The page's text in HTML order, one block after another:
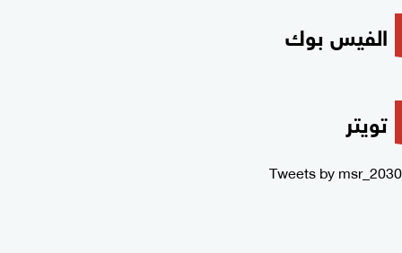
الفيس بوك
تويتر
Tweets by msr_2030